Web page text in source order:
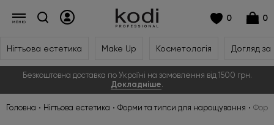
0 0
Нігтьова естетика Make Up Косметологія Догляд
Безкоштовна доставка по Україні на замовлення від 1500 грн.
Докладніше.
Головна Нігтьова естетика Форми та типси для нарощування